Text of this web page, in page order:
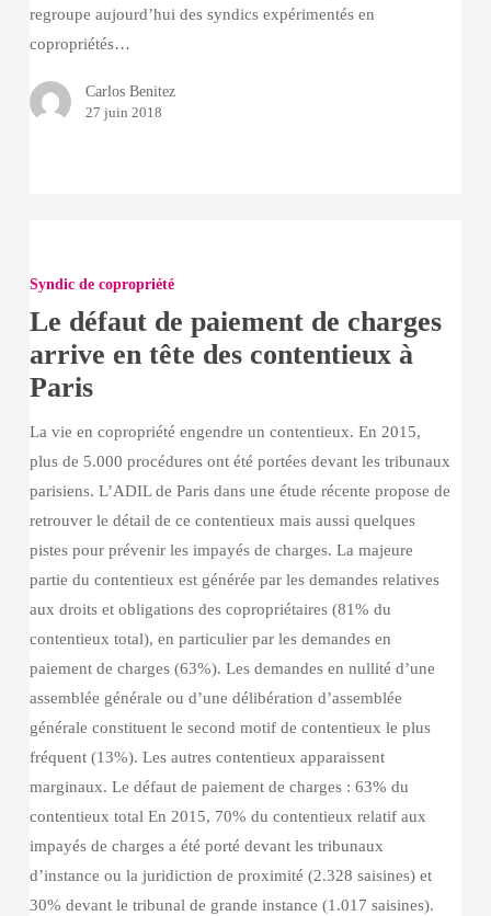
regroupe aujourd’hui des syndics expérimentés en
copropriétés…
Carlos Benitez
27 juin 2018
paiement
de
charges
Syndic de copropriété
Le défaut de paiement de charges
arrive en tête des contentieux à
Paris
La vie en copropriété engendre un contentieux. En 2015,
plus de 5.000 procédures ont été portées devant les tribunaux
parisiens. L’ADIL de Paris dans une étude récente propose de
retrouver le détail de ce contentieux mais aussi quelques
pistes pour prévenir les impayés de charges. La majeure
partie du contentieux est générée par les demandes relatives
aux droits et obligations des copropriétaires (81% du
contentieux total), en particulier par les demandes en
paiement de charges (63%). Les demandes en nullité d’une
assemblée générale ou d’une délibération d’assemblée
générale constituent le second motif de contentieux le plus
fréquent (13%). Les autres contentieux apparaissent
marginaux. Le défaut de paiement de charges : 63% du
contentieux total En 2015, 70% du contentieux relatif aux
impayés de charges a été porté devant les tribunaux
d’instance ou la juridiction de proximité (2.328 saisines) et
30% devant le tribunal de grande instance (1.017 saisines).